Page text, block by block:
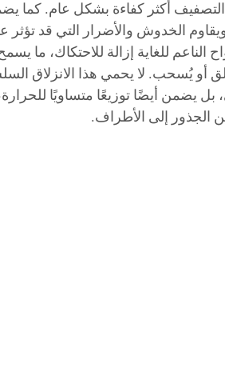
أكثر كفاءة بشكل عام. كما يضمن
ويقاوم الخدوش والأضرار التي قد تؤثر
الناعم للغاية إزالة للاحتكاك، ما
أو يُسحب. لا يحمي هذا الانزلاق
بل يضمن أيضًا توزيعًا متساويًا
الجذور إلى الأطراف.